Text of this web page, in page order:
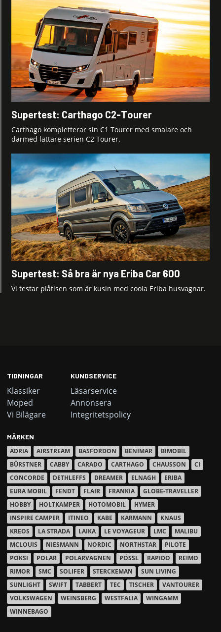
Supertest: Carthago C2-Tourer
Carthago kompletterar sin C1 Tourer med smalare och
därmed lättare serien C2 Tourer.
Supertest: Så bra är nya Eriba Car 600
Vi testar plåtisen som är kusin med coola Eriba husvagnar.
TIDNINGAR
Klassiker
Moped
Vi Bilägare
KUNDSERVICE
Läsarservice
Annonsera
Integritetspolicy
MÄRKEN
ADRIA
AIRSTREAM BASFORDON BENIMAR
BIMOBIL
BÜRSTNER
CABBY CARADO CARTHAGO CHAUSSON
CI
CONCORDE
DETHLEFFS DREAMER ELNAGH
ERIBA
EURA MOBIL
FENDT FLAIR FRANKIA
GLOBE-TRAVELLER
HOBBY
HOLTKAMPER HOTOMOBIL
HYMER
INSPIRE CAMPER
ITINEO KABE KARMANN
KNAUS
KREOS
LA STRADA LAIKA LE VOYAGEUR LMC
MALIBU
MCLOUIS
NIESMANN NORDIC NORTHSTAR
PILOTE
POKSI
POLAR POLARVAGNEN PÖSSL RAPIDO
REIMO
RIMOR
SMC SOLIFER STERCKEMAN
SUN LIVING
SUNLIGHT
SWIFT TABBERT TEC TISCHER
VANTOURER
VOLKSWAGEN
WEINSBERG WESTFALIA
WINGAMM
WINNEBAGO